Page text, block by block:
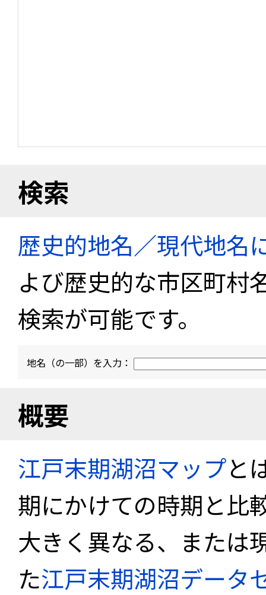
検索
歴史的地名／現代地名
よび歴史的な市区町村
検索が可能です。
地名（の一部）を入力：
概要
江戸末期湖沼マップと
期にかけての時期と比
大きく異なる、または
た江戸末期湖沼データ